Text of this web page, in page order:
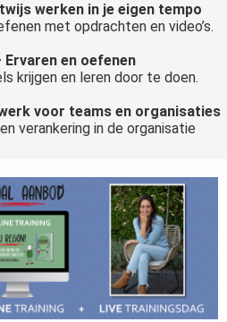
werken in je eigen tempo
met opdrachten en video’s.
Ervaren en oefenen
krijgen en leren door te doen.
voor teams en organisaties
verankering in de organisatie